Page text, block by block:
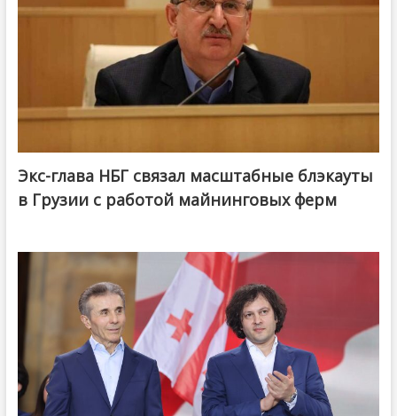
Экс-глава НБГ связал масштабные блэкауты
в Грузии с работой майнинговых ферм